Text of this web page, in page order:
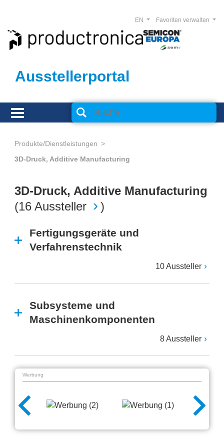
Ausstellerportal
Favoriten verwalten
EN
Produkte/Dienstleistungen
3D-Druck, Additive Manufacturing
3D-Druck, Additive Manufacturing
(16 Aussteller )
Fertigungsgeräte und
Verfahrenstechnik
10 Aussteller
Subsysteme und
Maschinenkomponenten
8 Aussteller
Werbung